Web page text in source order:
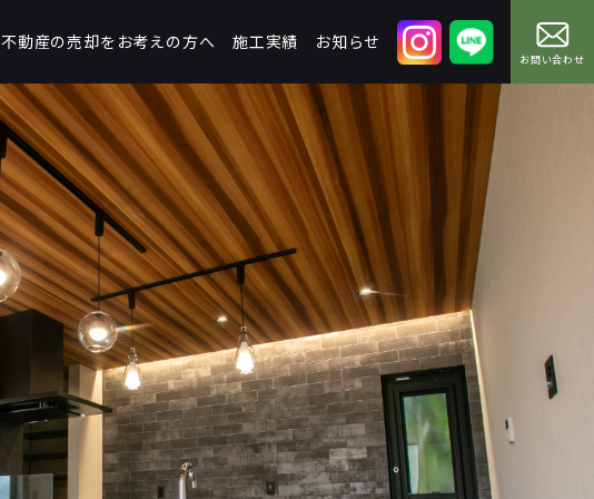
不動産の売却をお考えの方へ 施工実績 お知らせ
お問い合わせ